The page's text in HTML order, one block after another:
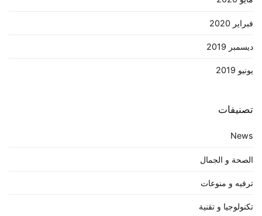
فبراير 2020
ديسمبر 2019
يونيو 2019
تصنيفات
News
الصحة و الجمال
ترفيه و منوعات
تكنولوجيا و تقنية